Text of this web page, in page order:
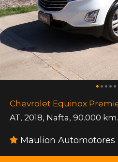
Chevrolet Equinox
AT, 2018, Nafta, 90.000 km.
Maulion Automotores